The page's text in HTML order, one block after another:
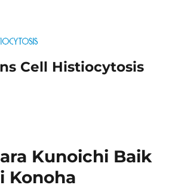
Cell Histiocytosis
Kunoichi Baik
Konoha